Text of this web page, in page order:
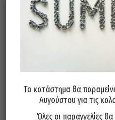
Καρφιά Οικοδομής No5
3,1x53mm
Το κατάστημα θα
Αυγούστου για τις
Όλες οι παραγγελίες